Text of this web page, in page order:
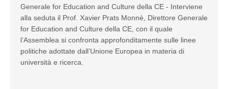
Generale for Education and Culture della CE - Interviene
alla seduta il Prof. Xavier Prats Monnè, Direttore Generale
for Education and Culture della CE, con il quale
l’Assemblea si confronta approfonditamente sulle linee
politiche adottate dall’Unione Europea in materia di
università e ricerca.